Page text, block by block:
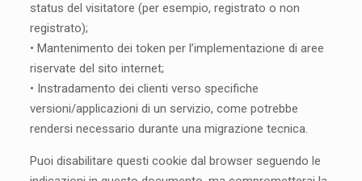
status del visitatore (per esempio, registrato o non
registrato);
• Mantenimento dei token per l’implementazione di aree
riservate del sito internet;
• Instradamento dei clienti verso specifiche
versioni/applicazioni di un servizio, come potrebbe
rendersi necessario durante una migrazione tecnica.
Puoi disabilitare questi cookie dal browser seguendo le